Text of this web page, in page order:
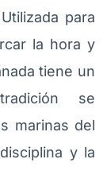
para
la hora y
tiene un
se
marinas del
y la